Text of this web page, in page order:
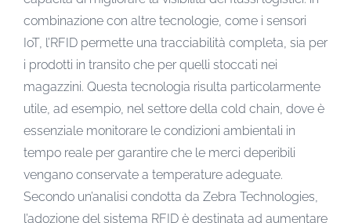
combinazione con altre tecnologie, come i sensori
IoT, l’RFID permette una tracciabilità completa, sia per
i prodotti in transito che per quelli stoccati nei
magazzini. Questa tecnologia risulta particolarmente
utile, ad esempio, nel settore della cold chain, dove è
essenziale monitorare le condizioni ambientali in
tempo reale per garantire che le merci deperibili
vengano conservate a temperature adeguate.
Secondo un’analisi condotta da Zebra Technologies,
l’adozione del sistema RFID è destinata ad aumentare